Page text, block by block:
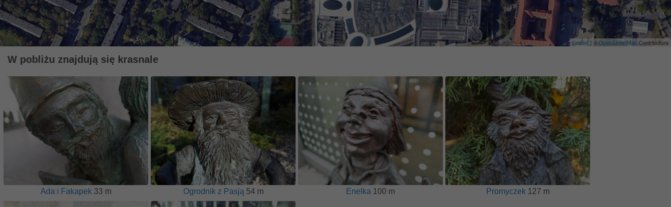
Leaflet | ©OpenStreetMapContributors
W pobliżu znajdują się krasnale
Ada i Fakapek 33 m Ogrodnik z Pasją 54 m Enelka 100 m Promyczek127 m